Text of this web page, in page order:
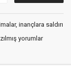
inançlara saldırı
yorumlar